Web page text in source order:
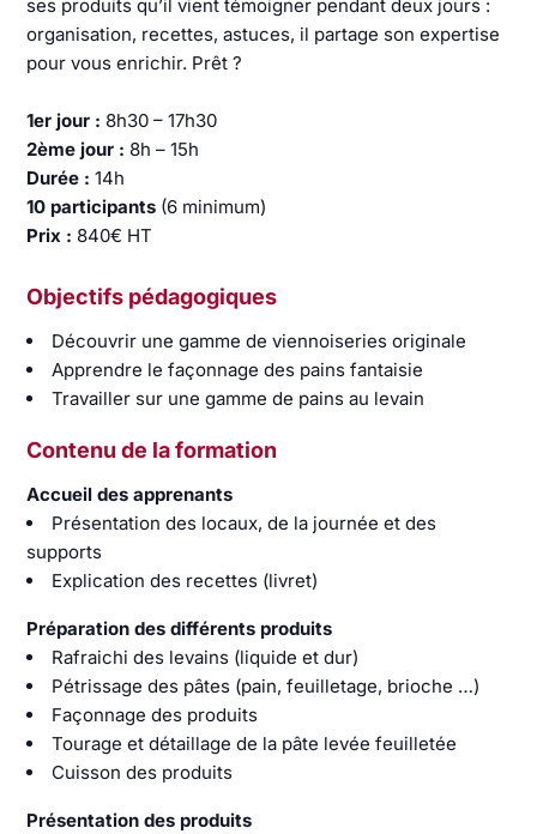
ses produits qu’il vient témoigner pendant deux jours :
organisation, recettes, astuces, il partage son expertise
pour vous enrichir. Prêt ?
1er jour : 8h30 – 17h30
2ème jour : 8h – 15h
Durée : 14h
10 participants (6 minimum)
Prix : 840€ HT
Objectifs pédagogiques
Découvrir une gamme de viennoiseries originale
Apprendre le façonnage des pains fantaisie
Travailler sur une gamme de pains au levain
Contenu de la formation
Accueil des apprenants
Présentation des locaux, de la journée et des
supports
Explication des recettes (livret)
Préparation des différents produits
Rafraichi des levains (liquide et dur)
Pétrissage des pâtes (pain, feuilletage, brioche …)
Façonnage des produits
Tourage et détaillage de la pâte levée feuilletée
Cuisson des produits
Présentation des produits